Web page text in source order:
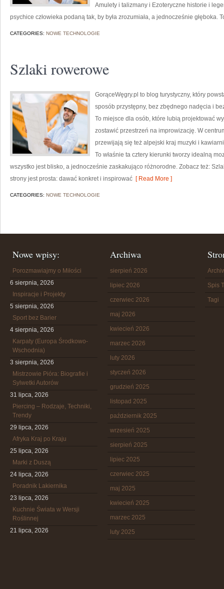
Amulety i talizmany i Ezoteryczne historie i
psychice człowieka podaną tak, by była zrozumiała, a jednocześnie głęboka.
CATEGORIES: NOWE TECHNOLOGIE
Szlaki rowerowe
GorąceWęgry.pl to blog turystyczny, który
sposób przystępny, bez zbędnego nadęcia i
To miejsce dla osób, które lubią projektować
zostawić przestrzeń na improwizację. W
przewijają się też alpejski kraj muzyki i
To właśnie ta cztery kierunki tworzy idealną
wszystko jest blisko, a jednocześnie zaskakująco różnorodne. Zobacz też:
strony jest prosta: dawać konkret i inspirować [ Read More ]
CATEGORIES: NOWE TECHNOLOGIE
Nowe wpisy:
Porozmawiajmy o Miłości
6 sierpnia, 2026
Inspiracje i Projekty
5 sierpnia, 2026
Sport bez Barier
4 sierpnia, 2026
Karpaty (Europa Środkowo-
Wschodnia)
3 sierpnia, 2026
Mistrzowie Pióra: Biografie i
Sylwetki Autorów
31 lipca, 2026
Piercing – Rodzaje, Techniki,
Trendy
29 lipca, 2026
Afryka Kraj po Kraju
25 lipca, 2026
Marki z Duszą
24 lipca, 2026
Poradnik Lakiernika
23 lipca, 2026
Kuchnie Świata w Wersji
Roślinnej
21 lipca, 2026
Archiwa
sierpień 2026
lipiec 2026
czerwiec 2026
maj 2026
kwiecień 2026
marzec 2026
luty 2026
styczeń 2026
grudzień 2025
listopad 2025
październik 2025
wrzesień 2025
sierpień 2025
lipiec 2025
czerwiec 2025
maj 2025
kwiecień 2025
marzec 2025
luty 2025
Spis
Tagi